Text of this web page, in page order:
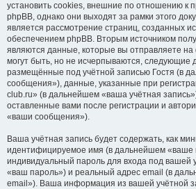
установить cookies, внешние по отношению к
phpBB, однако они выходят за рамки этого
является рассмотрение страниц, созданных
обеспечением phpBB. Вторым источником
являются данные, которые вы отправляете
могут быть, но не исчерпываются, следующие
размещённые под учётной записью Гостя (в
сообщения»), данные, указанные при
club.ru» (в дальнейшем «ваша учётная
оставленные вами после регистрации и
«ваши сообщения»).
Ваша учётная запись будет содержать, как
идентифицируемое имя (в дальнейшем «ваше
индивидуальный пароль для входа под вашей
«ваш пароль») и реальный адрес email (в
email»). Ваша информация из вашей учётной